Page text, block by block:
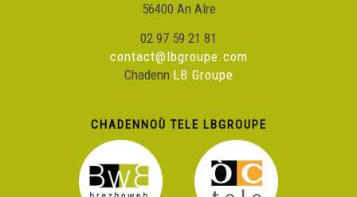
56400 An Alre
02 97 59 21 81
contact@lbgroupe.com
Chadenn LB Groupe
CHADENNOÙ TELE LBGROUPE